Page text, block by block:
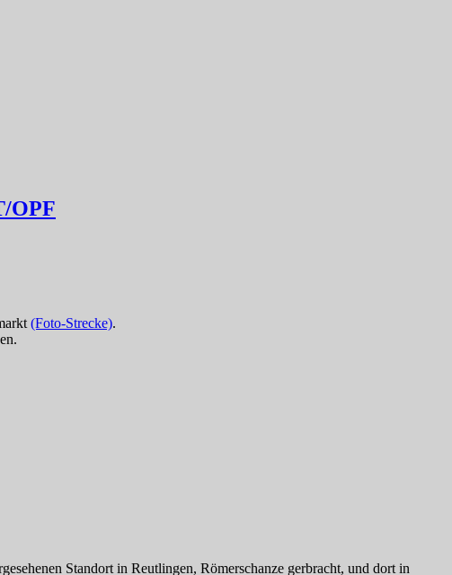
OPF
(Foto-Strecke).
Standort in Reutlingen, Römerschanze gerbracht, und dort in